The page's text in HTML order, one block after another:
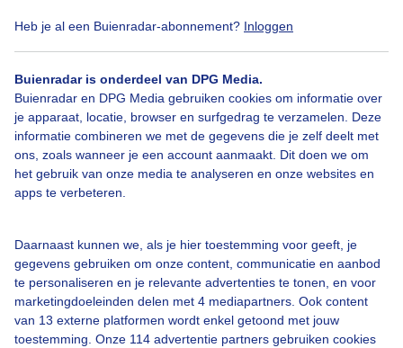
Heb je al een Buienradar-abonnement? Inloggen
Buienradar is onderdeel van DPG Media.
Buienradar en DPG Media gebruiken cookies om informatie over
je apparaat, locatie, browser en surfgedrag te verzamelen. Deze
informatie combineren we met de gegevens die je zelf deelt met
ons, zoals wanneer je een account aanmaakt. Dit doen we om
het gebruik van onze media te analyseren en onze websites en
apps te verbeteren.
Daarnaast kunnen we, als je hier toestemming voor geeft, je
gegevens gebruiken om onze content, communicatie en aanbod
te personaliseren en je relevante advertenties te tonen, en voor
marketingdoeleinden delen met 4 mediapartners. Ook content
van 13 externe platformen wordt enkel getoond met jouw
toestemming. Onze 114 advertentie partners gebruiken cookies
Wolken
Bekijk slideshow